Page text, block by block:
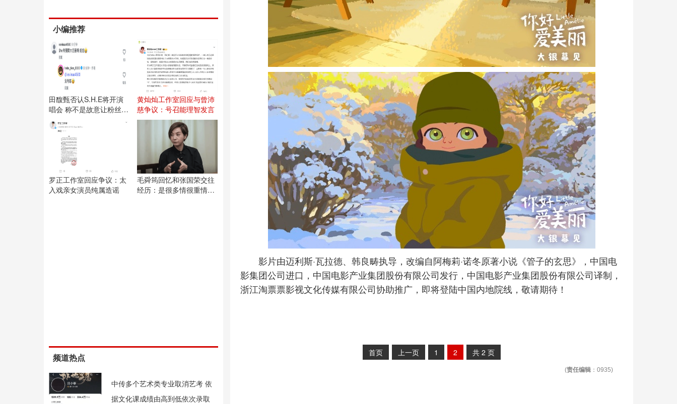
小编推荐
田馥甄否认S.H.E将开演
唱会 称不是故意让粉丝失
望
黄灿灿工作室回应与曾沛
慈争议：号召能理智发言
罗正工作室回应争议：太
入戏亲女演员纯属造谣
毛舜筠回忆和张国荣交往
经历：是很多情很重情的
频道热点
中传多个艺术类专业取消艺考 依
据文化课成绩由高到低依次录取
影片由迈利斯·瓦拉德、韩良畴执导，改编自阿梅莉·诺冬原著小说《管子的玄思》，中国电
影集团公司进口，中国电影产业集团股份有限公司发行，中国电影产业集团股份有限公司译制，
浙江淘票票影视文化传媒有限公司协助推广，即将登陆中国内地院线，敬请期待！
首页 上一页 1 2 共 2 页
(责任编辑 ：0935)